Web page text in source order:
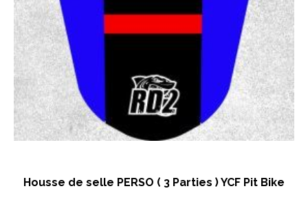
Housse de selle PERSO ( 3 Parties ) YCF Pit Bike